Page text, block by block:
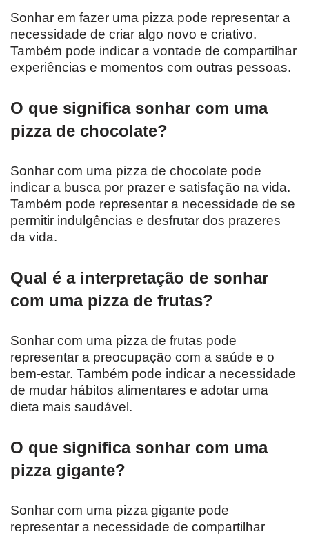
Sonhar em fazer uma pizza pode representar a
necessidade de criar algo novo e criativo.
Também pode indicar a vontade de compartilhar
experiências e momentos com outras pessoas.
O que significa sonhar com uma
pizza de chocolate?
Sonhar com uma pizza de chocolate pode
indicar a busca por prazer e satisfação na vida.
Também pode representar a necessidade de se
permitir indulgências e desfrutar dos prazeres
da vida.
Qual é a interpretação de sonhar
com uma pizza de frutas?
Sonhar com uma pizza de frutas pode
representar a preocupação com a saúde e o
bem-estar. Também pode indicar a necessidade
de mudar hábitos alimentares e adotar uma
dieta mais saudável.
O que significa sonhar com uma
pizza gigante?
Sonhar com uma pizza gigante pode
representar a necessidade de compartilhar